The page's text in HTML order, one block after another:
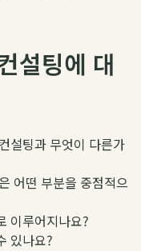
설팅에 대
설팅과 무엇이 다른가
어떤 부분을 중점적으
이루어지나요?
있나요?